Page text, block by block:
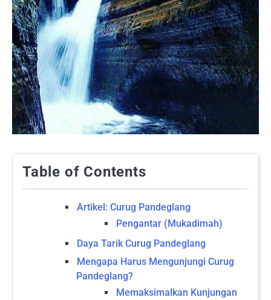
Table of Contents
Artikel: Curug Pandeglang
Pengantar (Mukadimah)
Daya Tarik Curug Pandeglang
Mengapa Harus Mengunjungi Curug
Pandeglang?
Memaksimalkan Kunjungan